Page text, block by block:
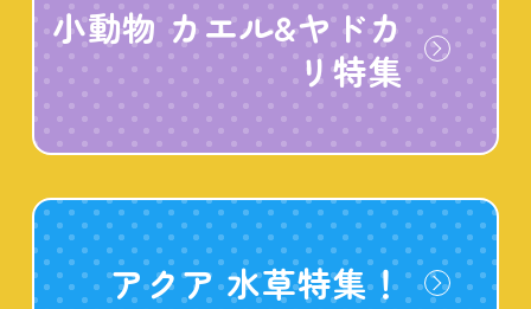
小動物 カエル&ヤドカ
リ特集
アクア 水草特集！